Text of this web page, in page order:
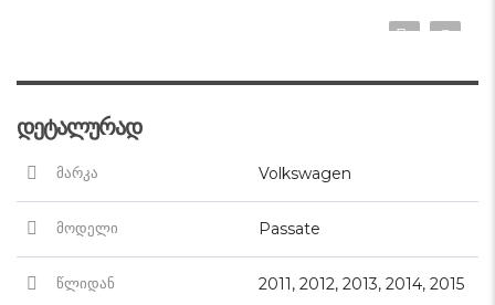
დეტალურად
მარკა Volkswagen
მოდელი Passate
წლიდან 2011, 2012, 2013, 2014, 2015